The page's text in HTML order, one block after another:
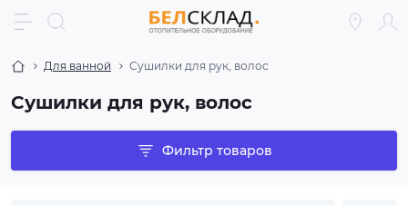
Для ванной Сушилки для рук, волос
Сушилки для рук, волос
Фильтр товаров